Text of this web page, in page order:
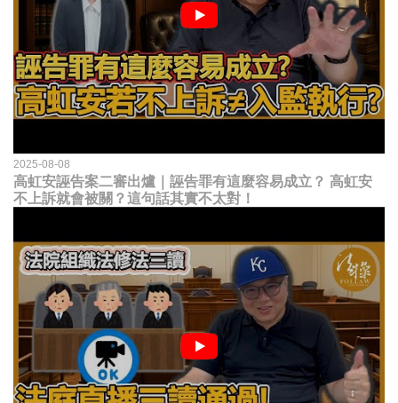
2025-08-08
高虹安誣告案二審出爐｜誣告罪有這麼容易成立？ 高虹安
不上訴就會被關？這句話其實不太對！